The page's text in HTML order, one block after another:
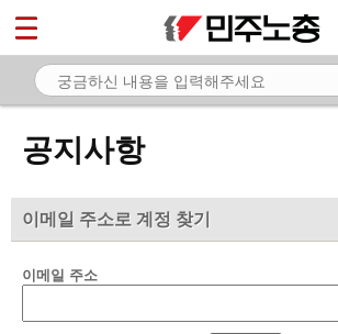
공지사항
이메일 주소로 계정 찾기
이메일 주소
마이페이지
소개
- 공지사항
- 성명·보도